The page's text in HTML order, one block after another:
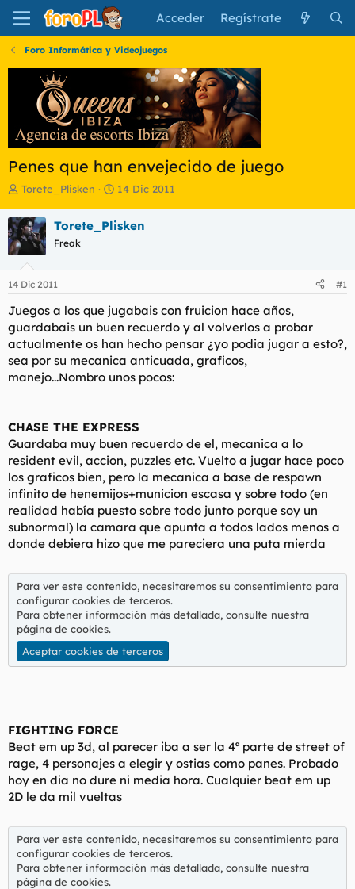
Acceder Regístrate
Foro Informática y Videojuegos
Penes que han envejecido de juego
I
i
c
i
a
d
o
d
e
l
t
e
Torete_Plisken
F
h
e
i
c
i
o
14 Dic 2011
Torete_Plisken
Freak
14 Dic 2011 #1
Juegos a los que jugabais con fruicion hace años,
guardabais un buen recuerdo y al volverlos a probar
actualmente os han hecho pensar ¿yo podia jugar a esto?,
sea por su mecanica anticuada, graficos,
manejo...Nombro unos pocos:
CHASE THE EXPRESS
Guardaba muy buen recuerdo de el, mecanica a lo
resident evil, accion, puzzles etc. Vuelto a jugar hace poco
los graficos bien, pero la mecanica a base de respawn
infinito de henemijos+municion escasa y sobre todo (en
realidad había puesto sobre todo junto porque soy un
subnormal) la camara que apunta a todos lados menos a
donde debiera hizo que me pareciera una puta mierda
Para ver este contenido, necesitaremos su consentimiento para
configurar cookies de terceros.
Para obtener información más detallada, consulte nuestra
página de cookies.
Aceptar cookies de terceros
FIGHTING FORCE
Beat em up 3d, al parecer iba a ser la 4ª parte de street of
rage, 4 personajes a elegir y ostias como panes. Probado
hoy en dia no dure ni media hora. Cualquier beat em up
2D le da mil vueltas
Para ver este contenido, necesitaremos su consentimiento para
configurar cookies de terceros.
Para obtener información más detallada, consulte nuestra
página de cookies.